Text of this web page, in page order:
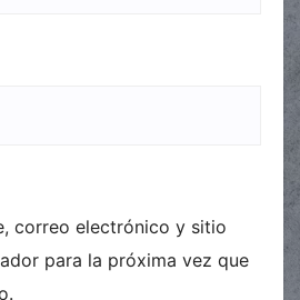
correo electrónico y sitio
para la próxima vez que